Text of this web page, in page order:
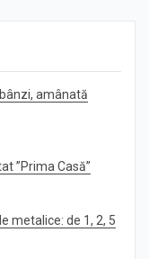
amânată
”Prima Casă”
metalice: de 1, 2, 5